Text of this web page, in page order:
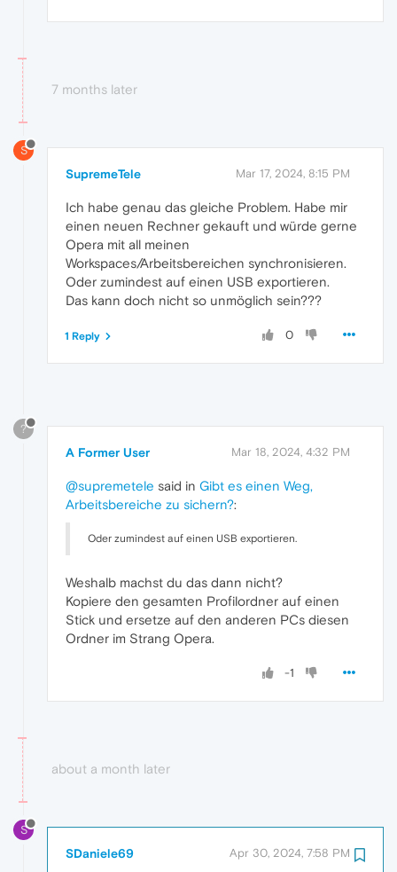
7 months later
S
SupremeTele Mar 17, 2024, 8:15 PM
Ich habe genau das gleiche Problem. Habe mir
einen neuen Rechner gekauft und würde gerne
Opera mit all meinen
Workspaces/Arbeitsbereichen synchronisieren.
Oder zumindest auf einen USB exportieren.
Das kann doch nicht so unmöglich sein???
0
1 Reply
?
A Former User Mar 18, 2024, 4:32 PM
@supremetele said in Gibt es einen Weg,
Arbeitsbereiche zu sichern?:
Oder zumindest auf einen USB exportieren.
Weshalb machst du das dann nicht?
Kopiere den gesamten Profilordner auf einen
Stick und ersetze auf den anderen PCs diesen
Ordner im Strang Opera.
-1
about a month later
S
SDaniele69 Apr 30, 2024, 7:58 PM